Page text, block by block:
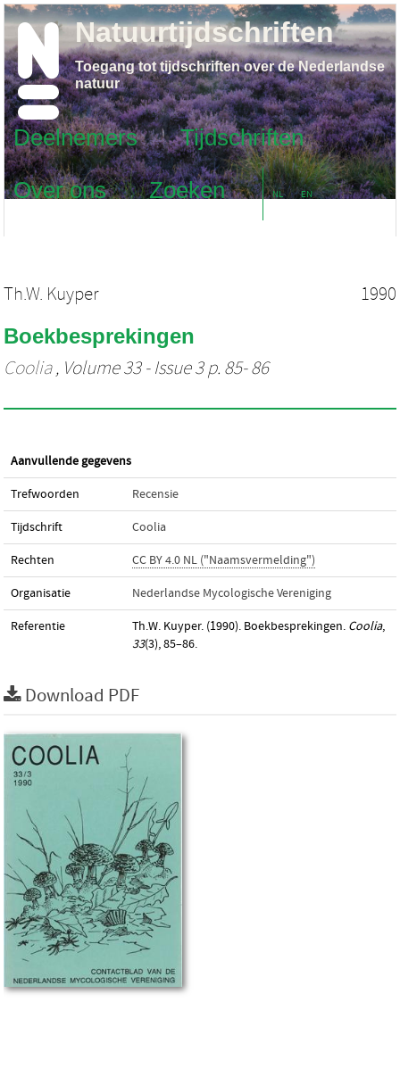
Deelnemers
Tijdschriften
Over ons
Zoeken NL EN
Natuurtijdschriften
Toegang tot tijdschriften over de Nederlandse
natuur
Th.W. Kuyper 1990
Boekbesprekingen
Coolia, Volume 33 - Issue 3 p. 85- 86
Aanvullende gegevens
Trefwoorden Recensie
Tijdschrift Coolia
Rechten CC BY 4.0 NL ("Naamsvermelding")
Organisatie Nederlandse Mycologische Vereniging
Referentie Th.W. Kuyper. (1990). Boekbesprekingen. Coolia,
33(3), 85–86.
Download PDF